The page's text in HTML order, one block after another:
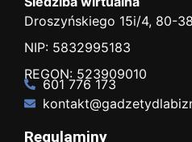
Droszyńskiego 15i/4, 80-
NIP: 5832995183
REGON: 523909010
601 776 173
Regulaminy